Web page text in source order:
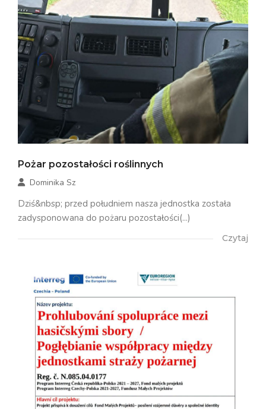
Pożar pozostałości roślinnych
Dominika Sz
Dziś&nbsp; przed południem nasza jednostka została
zadysponowana do pożaru pozostałości(...)
Czytaj